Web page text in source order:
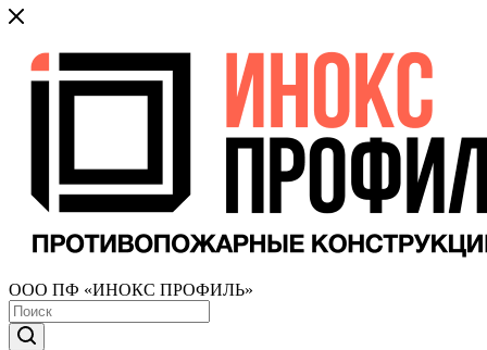
ООО ПФ «ИНОКС ПРОФИЛЬ»